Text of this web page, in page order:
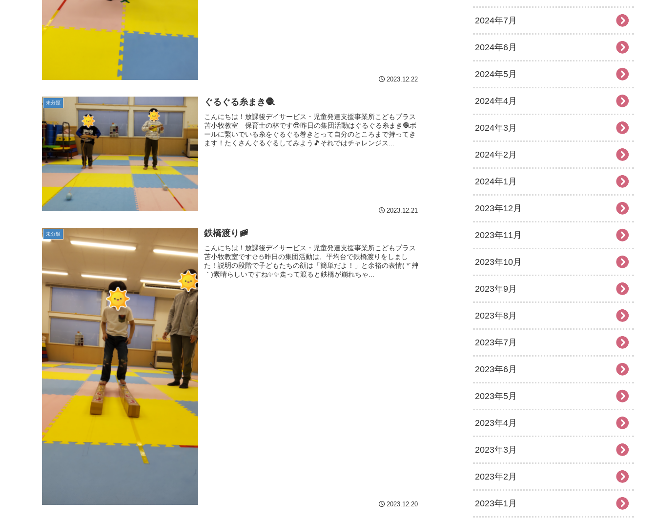
2023.12.22
未分類 ぐるぐる糸まき🧶
こんにちは！放課後デイサービス・児童発達支援事業所こどもプラス
苫小牧教室 保育士の林です😎昨日の集団活動はぐるぐる糸まき🧶ボ
ールに繋いでいる糸をぐるぐる巻きとって自分のところまで持ってき
ます！たくさんぐるぐるしてみよう🎵それではチャレンジス...
2023.12.21
未分類 鉄橋渡り🚞
こんにちは！放課後デイサービス・児童発達支援事業所こどもプラス
苫小牧教室です⛄⛄昨日の集団活動は、平均台で鉄橋渡りをしまし
た！説明の段階で子どもたちの顔は「簡単だよ！」と余裕の表情( *´艸
｀)素晴らしいですね✨✨走って渡ると鉄橋が崩れちゃ...
2023.12.20
2024年7月
2024年6月
2024年5月
2024年4月
2024年3月
2024年2月
2024年1月
2023年12月
2023年11月
2023年10月
2023年9月
2023年8月
2023年7月
2023年6月
2023年5月
2023年4月
2023年3月
2023年2月
2023年1月